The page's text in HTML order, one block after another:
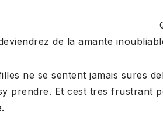
de la amante
ne se sentent jamais sures
prendre. Et cest tres frustrant